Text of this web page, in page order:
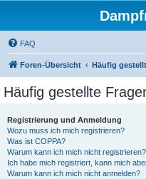
FAQ
Foren-Übersicht Häufig
Häufig gestellte
Registrierung und Anmeldung
Wozu muss ich mich registrieren?
Was ist COPPA?
Warum kann ich mich nicht registrieren?
Ich habe mich registriert, kann mich
Warum kann ich mich nicht anmelden?